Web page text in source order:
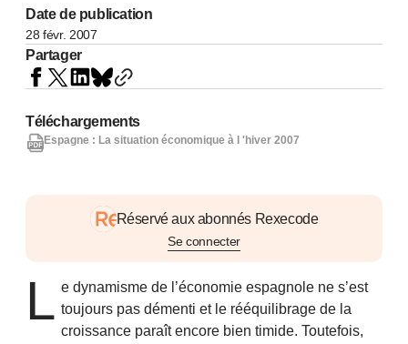
Date de publication
28 févr. 2007
Partager
Réservé aux abonnés Rexecode
Se connecter
L e dynamisme de l’économie espagnole ne s’est
toujours pas démenti et le rééquilibrage de la
croissance paraît encore bien timide. Toutefois,
Téléchargements
Espagne : La situation économique à l 'hiver 2007